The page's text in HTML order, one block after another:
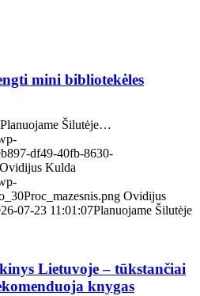
mini bibliotekėles
Šilutėje…
df49-40fb-8630-
Ovidijus Kulda
Ovidijus
07-23 11:01:07Planuojame Šilutėje
Lietuvoje – tūkstančiai
knygas